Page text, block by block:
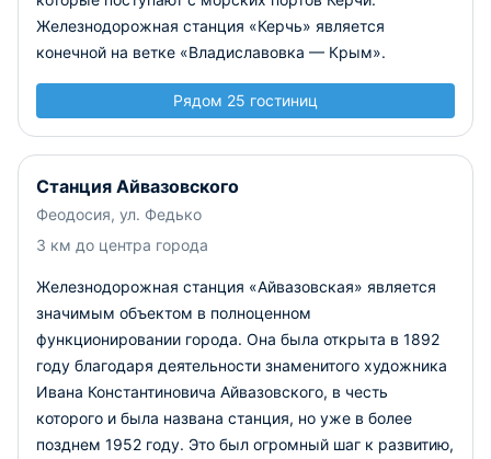
Железнодорожная станция «Керчь» является
конечной на ветке «Владиславовка — Крым».
Рядом 25 гостиниц
Станция Айвазовского
Феодосия, ул. Федько
3 км до центра города
Железнодорожная станция «Айвазовская» является
значимым объектом в полноценном
функционировании города. Она была открыта в 1892
году благодаря деятельности знаменитого художника
Ивана Константиновича Айвазовского, в честь
которого и была названа станция, но уже в более
позднем 1952 году. Это был огромный шаг к развитию,